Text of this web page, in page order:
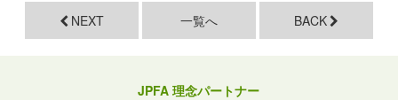
NEXT 一覧へ BACK
JPFA 理念パートナー